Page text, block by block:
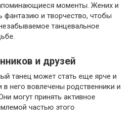
моменты. Жених и
фантазию и творчество, чтобы
танцевальное
и друзей
танец может стать еще ярче и
него вовлечены родственники и
могут принять активное
частью этого